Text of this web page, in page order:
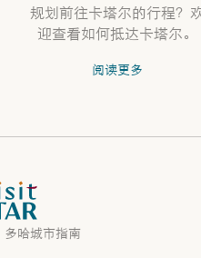
规划前往卡塔尔的行程？
迎查看如何抵达卡塔尔。
阅读更多
首页
多哈城市指南